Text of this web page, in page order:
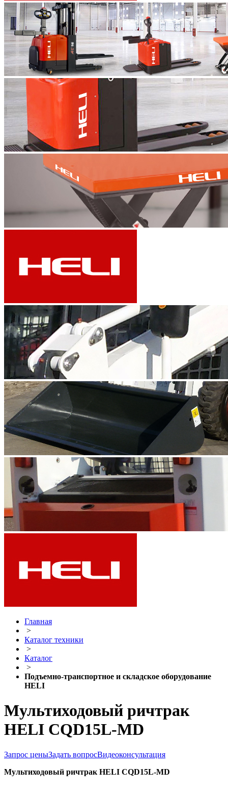
Главная
>
Каталог техники
>
Каталог
>
Подъемно-транспортное и складское оборудование
HELI
Мультиходовый ричтрак
HELI CQD15L-MD
Запрос ценыЗадать вопросВидеоконсультация
Мультиходовый ричтрак HELI CQD15L-MD